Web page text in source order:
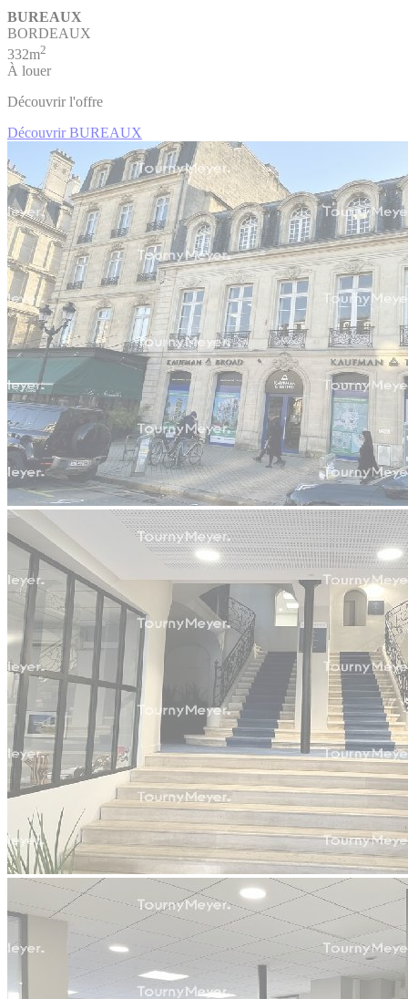
BUREAUX
BORDEAUX
332m2
À louer
Découvrir l'offre
Découvrir BUREAUX